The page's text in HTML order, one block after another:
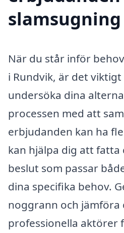
När du står inför
i Rundvik, är det
undersöka dina
processen med att
erbjudanden kan ha
kan hjälpa dig att
beslut som passar
dina specifika behov.
noggrann och
professionella aktörer